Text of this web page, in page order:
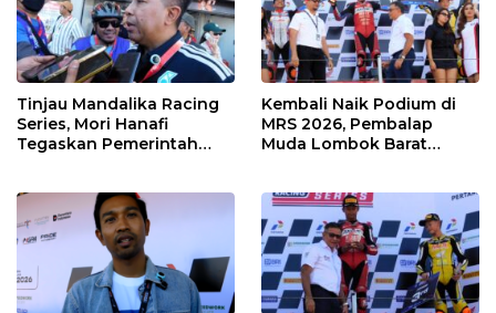
Tinjau Mandalika Racing
Series, Mori Hanafi
Tegaskan Pemerintah
Kembali Naik Podium di
MRS 2026, Pembalap
Muda Lombok Barat